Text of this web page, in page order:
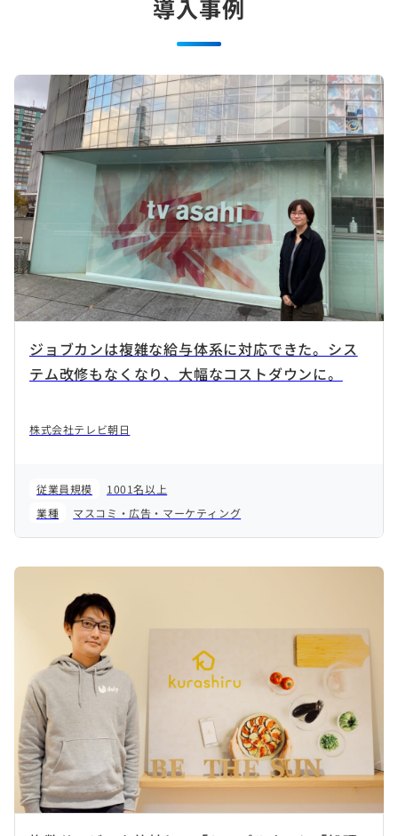
導入事例
ジョブカンは複雑な給与体系に対応できた。シス
テム改修もなくなり、大幅なコストダウンに。
株式会社テレビ朝日
従業員規模
1001名以上
業種
マスコミ・広告・マーケティング